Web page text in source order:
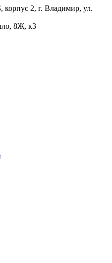
корпус 2, г. Владимир, ул.
8Ж, к3